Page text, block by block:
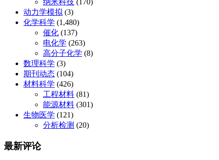
动力学模拟 (3)
化学科学 (1,480)
催化 (137)
电化学 (263)
高分子化学 (8)
数理科学 (3)
期刊动态 (104)
材料科学 (426)
工程材料 (81)
能源材料 (301)
生物医学 (121)
分析检测 (20)
最新评论